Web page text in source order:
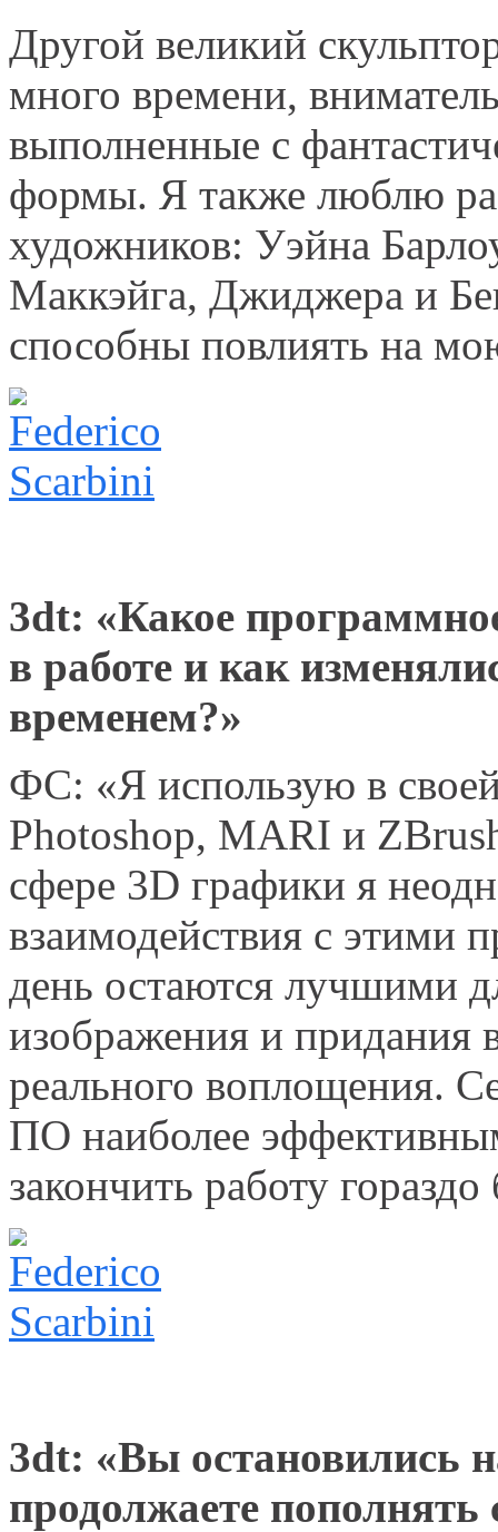
Другой великий
много времени,
выполненные с
формы. Я также люблю
художников: Уэйна
Маккэйга, Джиджера и
способны повлиять на
3dt: «Какое
в работе и как
временем?»
ФС: «Я использую в
Photoshop, MARI и
сфере 3D графики я
взаимодействия с этими
день остаются лучшими
изображения и придания
реального воплощения.
ПО наиболее
закончить работу
3dt: «Вы остановились
продолжаете